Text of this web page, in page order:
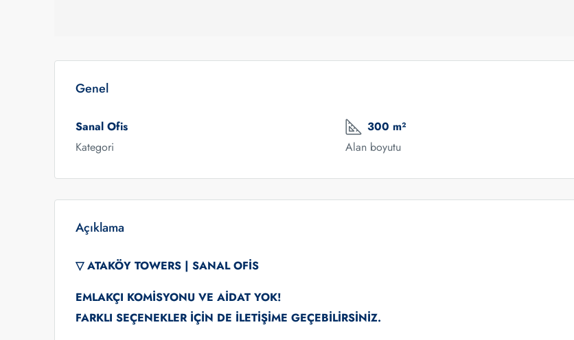
Genel
Sanal Ofis
Kategori
300 m²
Alan boyutu
Açıklama
▽ ATAKÖY TOWERS | SANAL OFİS
EMLAKÇI KOMİSYONU VE AİDAT YOK!
FARKLI SEÇENEKLER İÇİN DE İLETİŞİME GEÇEBİLİRSİNİZ.